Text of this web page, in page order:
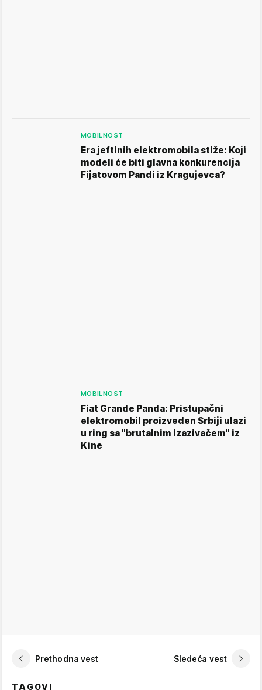
MOBILNOST
Era jeftinih elektromobila stiže: Koji
modeli će biti glavna konkurencija
Fijatovom Pandi iz Kragujevca?
MOBILNOST
Fiat Grande Panda: Pristupačni
elektromobil proizveden Srbiji ulazi
u ring sa "brutalnim izazivačem" iz
Kine
Prethodna vest Sledeća vest
TAGOVI